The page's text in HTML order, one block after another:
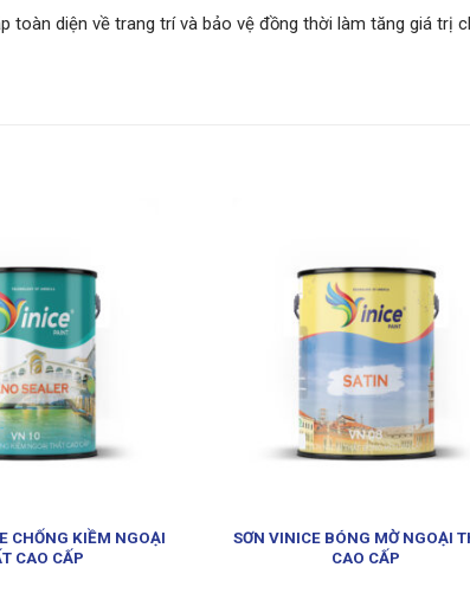
toàn diện về trang trí và bảo vệ đồng thời làm tăng giá trị
CHỐNG KIỀM NGOẠI
CAO CẤP
SƠN VINICE BÓNG MỜ NGOẠI
CAO CẤP